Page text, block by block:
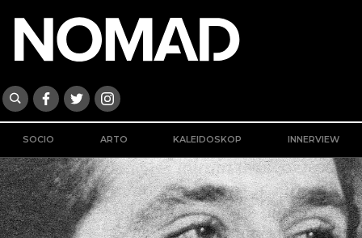
SOCIO ARTO KALEIDOSKOP INNERVIEW